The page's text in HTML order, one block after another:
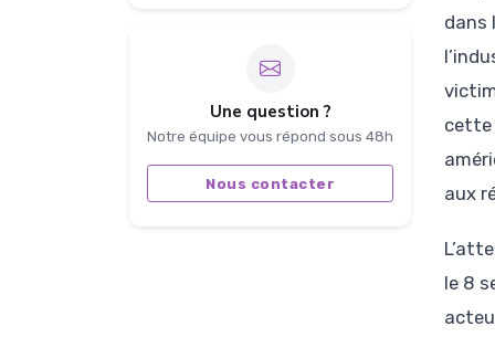
Une question ?
Notre équipe vous répond sous 48h
Nous contacter
dans
cette
aux
le 8